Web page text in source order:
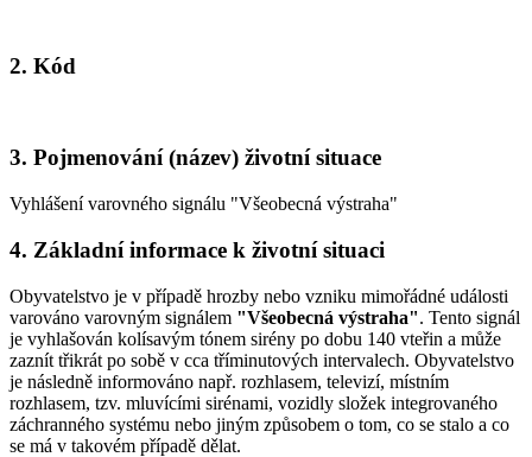
2. Kód
3. Pojmenování (název) životní situace
Vyhlášení varovného signálu "Všeobecná výstraha"
4. Základní informace k životní situaci
Obyvatelstvo je v případě hrozby nebo vzniku mimořádné události
varováno varovným signálem "Všeobecná výstraha". Tento signál
je vyhlašován kolísavým tónem sirény po dobu 140 vteřin a může
zaznít třikrát po sobě v cca tříminutových intervalech. Obyvatelstvo
je následně informováno např. rozhlasem, televizí, místním
rozhlasem, tzv. mluvícími sirénami, vozidly složek integrovaného
záchranného systému nebo jiným způsobem o tom, co se stalo a co
se má v takovém případě dělat.